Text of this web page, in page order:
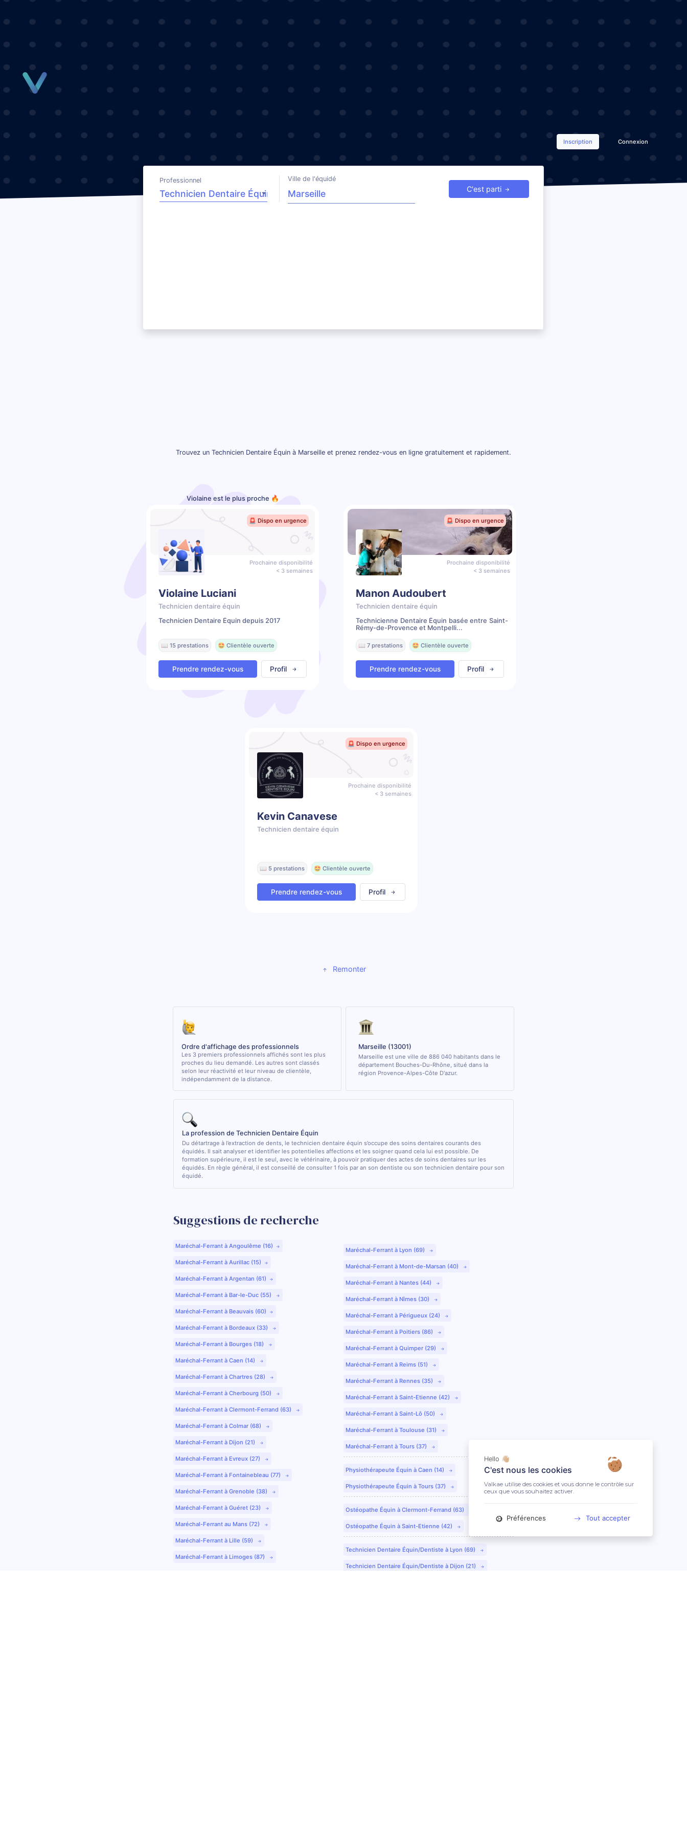
Inscription Connexion
Professionnel Ville de l'équidé
C'est parti
Trouvez un Technicien Dentaire Équin à Marseille et prenez rendez-vous en ligne gratuitement et rapidement.
Violaine est le plus proche 🔥
🚨 Dispo en urgence
Prochaine disponibilité
< 3 semaines
Violaine Luciani
Technicien dentaire équin
Technicien Dentaire Équin depuis 2017
📖 15 prestations 🤩 Clientèle ouverte
Prendre rendez-vous Profil
🚨 Dispo en urgence
Prochaine disponibilité
< 3 semaines
Manon Audoubert
Technicien dentaire équin
Technicienne Dentaire Équin basée entre Saint-
Rémy-de-Provence et Montpelli...
📖 7 prestations 🤩 Clientèle ouverte
Prendre rendez-vous Profil
🚨 Dispo en urgence
Prochaine disponibilité
< 3 semaines
Kevin Canavese
Technicien dentaire équin
📖 5 prestations 🤩 Clientèle ouverte
Prendre rendez-vous Profil
Remonter
Ordre d'affichage des professionnels
Les 3 premiers professionnels affichés sont les plus
proches du lieu demandé. Les autres sont classés
selon leur réactivité et leur niveau de clientèle,
indépendamment de la distance.
Marseille (13001)
Marseille est une ville de 886 040 habitants dans le
département Bouches-Du-Rhône, situé dans la
région Provence-Alpes-Côte D'azur.
La profession de Technicien Dentaire Équin
Du détartrage à l’extraction de dents, le technicien dentaire équin s’occupe des soins dentaires courants des
équidés. Il sait analyser et identifier les potentielles affections et les soigner quand cela lui est possible. De
formation supérieure, il est le seul, avec le vétérinaire, à pouvoir pratiquer des actes de soins dentaires sur les
équidés. En règle général, il est conseillé de consulter 1 fois par an son dentiste ou son technicien dentaire pour son
équidé.
Suggestions de recherche
Maréchal-Ferrant à Angoulême (16)
Maréchal-Ferrant à Aurillac (15)
Maréchal-Ferrant à Argentan (61)
Maréchal-Ferrant à Bar-le-Duc (55)
Maréchal-Ferrant à Beauvais (60)
Maréchal-Ferrant à Bordeaux (33)
Maréchal-Ferrant à Bourges (18)
Maréchal-Ferrant à Caen (14)
Maréchal-Ferrant à Chartres (28)
Maréchal-Ferrant à Cherbourg (50)
Maréchal-Ferrant à Clermont-Ferrand (63)
Maréchal-Ferrant à Colmar (68)
Maréchal-Ferrant à Dijon (21)
Maréchal-Ferrant à Evreux (27)
Maréchal-Ferrant à Fontainebleau (77)
Maréchal-Ferrant à Grenoble (38)
Maréchal-Ferrant à Guéret (23)
Maréchal-Ferrant au Mans (72)
Maréchal-Ferrant à Lille (59)
Maréchal-Ferrant à Limoges (87)
Maréchal-Ferrant à Lyon (69)
Maréchal-Ferrant à Mont-de-Marsan (40)
Maréchal-Ferrant à Nantes (44)
Maréchal-Ferrant à Nîmes (30)
Maréchal-Ferrant à Périgueux (24)
Maréchal-Ferrant à Poitiers (86)
Maréchal-Ferrant à Quimper (29)
Maréchal-Ferrant à Reims (51)
Maréchal-Ferrant à Rennes (35)
Maréchal-Ferrant à Saint-Etienne (42)
Maréchal-Ferrant à Saint-Lô (50)
Maréchal-Ferrant à Toulouse (31)
Maréchal-Ferrant à Tours (37)
Physiothérapeute Équin à Caen (14)
Physiothérapeute Équin à Tours (37)
Ostéopathe Équin à Clermont-Ferrand (63)
Ostéopathe Équin à Saint-Etienne (42)
Technicien Dentaire Équin/Dentiste à Lyon (69)
Technicien Dentaire Équin/Dentiste à Dijon (21)
Hello 👋🏼
C'est nous les cookies
Valkae utilise des cookies et vous donne le contrôle sur
ceux que vous souhaitez activer.
Préférences Tout accepter